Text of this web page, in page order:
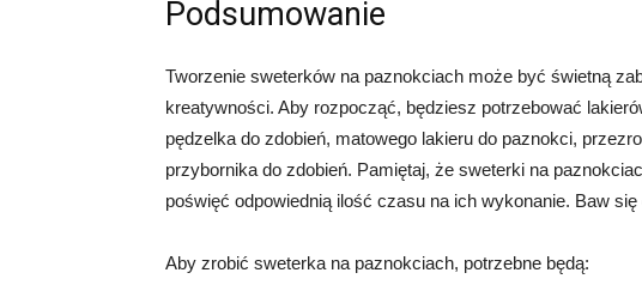
Podsumowanie
Tworzenie sweterków na paznokciach może być świetną
kreatywności. Aby rozpocząć, będziesz potrzebować
pędzelka do zdobień, matowego lakieru do paznokci,
przybornika do zdobień. Pamiętaj, że sweterki na
poświęć odpowiednią ilość czasu na ich wykonanie. Baw
Aby zrobić sweterka na paznokciach, potrzebne będą: